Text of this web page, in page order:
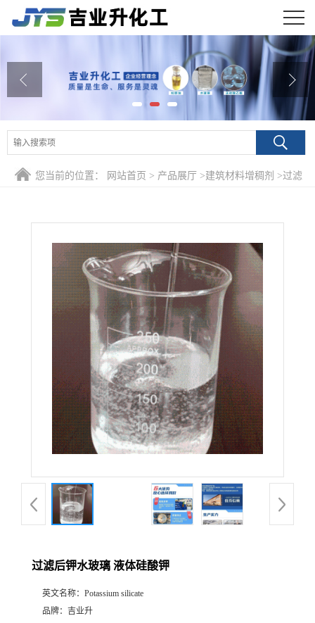
公司介绍
产品展厅
证书荣誉
在线留言
您当前的位置： 网站首页 > 产品展厅 >建筑材料增稠剂 >过滤
过滤后钾水玻璃 液体硅酸钾
英文名称： Potassium silicate
品牌： 吉业升